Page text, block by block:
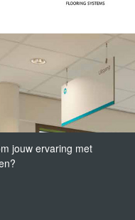
jouw ervaring met